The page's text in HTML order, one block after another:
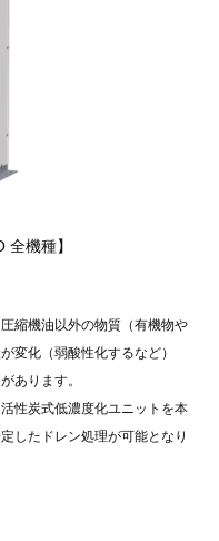
全機種】
縮機油以外の物質（有機物や
変化（弱酸性化するなど）
あります。
性炭式低濃度化ユニットを本
したドレン処理が可能となり